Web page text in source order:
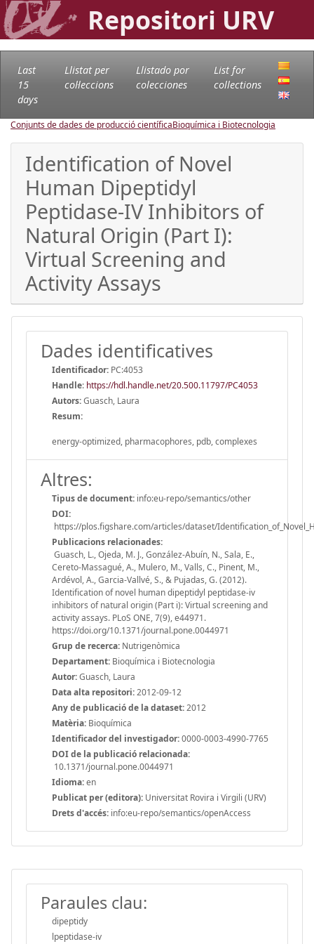
Repositori URV
Last
15
days
Llistat per
col·leccions
Llistado por
colecciones
List for
collections
Conjunts de dades de producció científicaBioquímica i Biotecnologia
Identification of Novel
Human Dipeptidyl
Peptidase-IV Inhibitors of
Natural Origin (Part I):
Virtual Screening and
Activity Assays
Dades identificatives
Identificador: PC:4053
Handle: https://hdl.handle.net/20.500.11797/PC4053
Autors:Guasch, Laura
Resum:
energy-optimized, pharmacophores, pdb, complexes
Altres:
Tipus de document: info:eu-repo/semantics/other
DOI:
https://plos.figshare.com/articles/dataset/
Publicacions relacionades:
Guasch, L., Ojeda, M. J., González-Abuín, N., Sala, E.,
Cereto-Massagué, A., Mulero, M., Valls, C., Pinent, M.,
Ardévol, A., Garcia-Vallvé, S., & Pujadas, G. (2012).
Identification of novel human dipeptidyl peptidase-iv
inhibitors of natural origin (Part i): Virtual screening and
activity assays. PLoS ONE, 7(9), e44971.
https://doi.org/10.1371/journal.pone.0044971
Grup de recerca: Nutrigenòmica
Departament: Bioquímica i Biotecnologia
Autor:Guasch, Laura
Data alta repositori:2012-09-12
Any de publicació de la dataset:2012
Matèria: Bioquímica
Identificador del investigador:0000-0003-4990-7765
DOI de la publicació relacionada:
10.1371/journal.pone.0044971
Idioma:en
Publicat per (editora): Universitat Rovira i Virgili (URV)
Drets d'accés: info:eu-repo/semantics/openAccess
Paraules clau:
dipeptidy
lpeptidase-iv